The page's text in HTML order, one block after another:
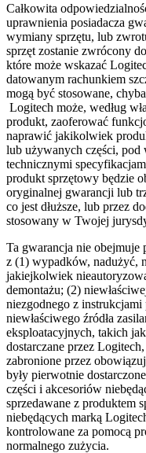
Całkowita
uprawnienia posiadacza
wymiany sprzętu, lub
sprzęt zostanie zwrócony
które może wskazać
datowanym rachunkiem
mogą być stosowane,
Logitech może, według
produkt, zaoferować
naprawić jakikolwiek
lub używanych części, pod
technicznymi
produkt sprzętowy będzie
oryginalnej gwarancji lub
co jest dłuższe, lub przez
stosowany w Twojej
Ta gwarancja nie
z (1) wypadków, nadużyć,
jakiejkolwiek
demontażu; (2)
niezgodnego z instrukcjami
niewłaściwego źródła
eksploatacyjnych, takich
dostarczane przez
zabronione przez
były pierwotnie
części i akcesoriów
sprzedawane z produktem
niebędących marką
kontrolowane za pomocą
normalnego zużycia.